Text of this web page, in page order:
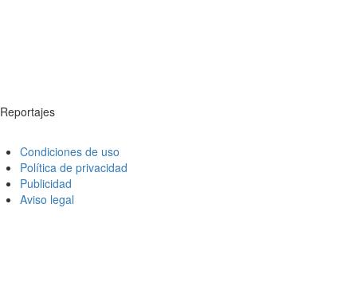
Reportajes
Condiciones de uso
Política de privacidad
Publicidad
Aviso legal